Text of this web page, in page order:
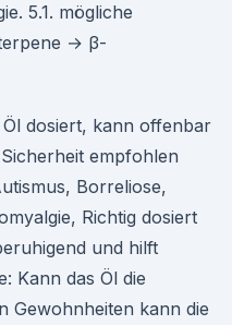
5.1. mögliche
→ β-
dosiert, kann offenbar
empfohlen
Borreliose,
Richtig dosiert
und hilft
Kann das Öl die
Gewohnheiten kann die